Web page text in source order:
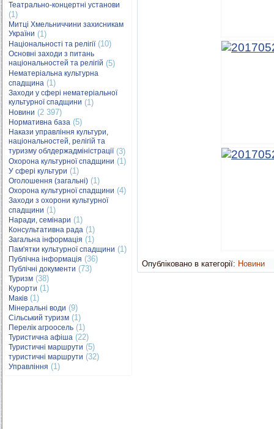
Театрально-концертні установи
(1)
Митці Хмельниччини захисникам
України (1)
Національності та релігії(10)
Основні заходи з питань
національностей та релігій (5)
Нематеріальна культурна
спадщина (1)
Заходи у сфері нематеріальної
культурної спадщини (1)
Новини (2 397)
Нормативна база (5)
Накази управління культури,
національностей, релігій та
туризму облдержадміністрації(3)
Охорона культурної спадщини (1)
У сфері культури (1)
Оголошення (загальні) (1)
Охорона культурної спадщини (4)
Заходи з охорони культурної
спадщини (1)
Наради, семінари (1)
Консультативна рада (1)
Загальна інформація (1)
Пам'ятки культурної спадщини (1)
Публічна інформація (36)
Публічні документи (73)
Туризм (38)
Курорти (1)
Маків (1)
Мінеральні води (9)
Сільський туризм (1)
Перелік агроосель (1)
Туристична афіша (22)
Туристичні маршрути (5)
туристичні маршрути (32)
Управління (1)
Опубліковано в категорії: Новини